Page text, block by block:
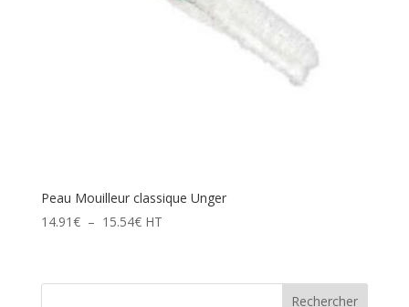
Peau Mouilleur classique Unger
14.91€ – 15.54€Plage
14.91€
HT
Rechercher